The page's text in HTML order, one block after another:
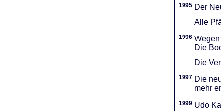
1995 Der
Alle
1996
Die
Die
1997 Die
mehr
1999 Udo